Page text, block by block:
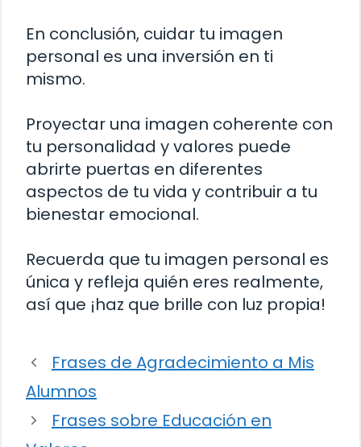
En conclusión, cuidar tu imagen
personal es una inversión en ti
mismo.
Proyectar una imagen coherente con
tu personalidad y valores puede
abrirte puertas en diferentes
aspectos de tu vida y contribuir a tu
bienestar emocional.
Recuerda que tu imagen personal es
única y refleja quién eres realmente,
así que ¡haz que brille con luz propia!
Frases de Agradecimiento a Mis
Alumnos
Frases sobre Educación en